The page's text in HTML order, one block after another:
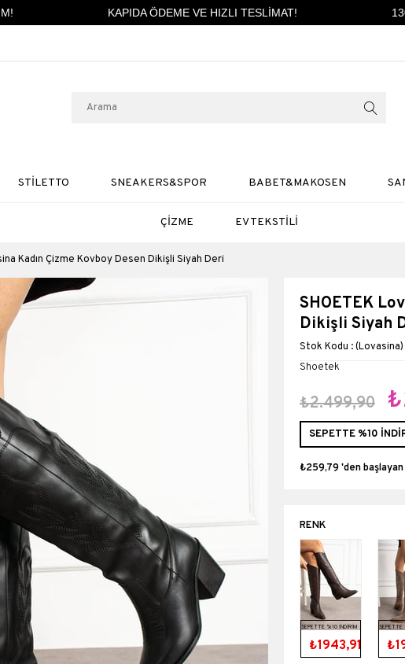
KAPIDA ÖDEME VE HIZLI TESLİMAT!
STİLETTO SNEAKERS&SPOR BABET&MAKOSEN
ÇİZME EV TEKSTİLİ
Kadın Çizme Kovboy Desen Dikişli Siyah Deri
SHOETEK
Dikişli Siyah
(Lovasina)
Shoetek
₺2.499,90
SEPETTE %10
₺259,79'den
SEPETTE %10 İNDİRİM
₺1943,91
SEPETTE